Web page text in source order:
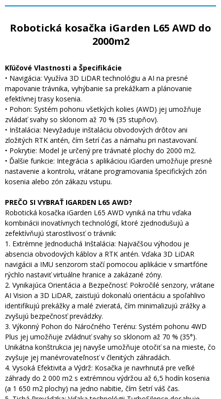
Robotická kosačka iGarden L65 AWD do
2000m2
Kľúčové Vlastnosti a Špecifikácie
• Navigácia: Využíva 3D LiDAR technológiu a AI na presné
mapovanie trávnika, vyhýbanie sa prekážkam a plánovanie
efektívnej trasy kosenia.
• Pohon: Systém pohonu všetkých kolies (AWD) jej umožňuje
zvládať svahy so sklonom až 70 % (35 stupňov).
• Inštalácia: Nevyžaduje inštaláciu obvodových drôtov ani
zložitých RTK antén, čím šetrí čas a námahu pri nastavovaní.
• Pokrytie: Model je určený pre trávnaté plochy do 2000 m2.
• Ďalšie funkcie: Integrácia s aplikáciou iGarden umožňuje presné
nastavenie a kontrolu, vrátane programovania špecifických zón
kosenia alebo zón zákazu vstupu.
PREČO SI VYBRAŤ IGARDEN L65 AWD?
Robotická kosačka iGarden L65 AWD vyniká na trhu vďaka
kombinácii inovatívnych technológií, ktoré zjednodušujú a
zefektívňujú starostlivosť o trávnik:
1. Extrémne Jednoduchá Inštalácia: Najväčšou výhodou je
absencia obvodových káblov a RTK antén. Vďaka 3D LiDAR
navigácii a IMU senzorom stačí pomocou aplikácie v smartfóne
rýchlo nastaviť virtuálne hranice a zakázané zóny.
2. Vynikajúca Orientácia a Bezpečnosť: Pokročilé senzory, vrátane
AI Vision a 3D LiDAR, zaisťujú dokonalú orientáciu a spoľahlivo
identifikujú prekážky a malé zvieratá, čím minimalizujú zrážky a
zvyšujú bezpečnosť prevádzky.
3. Výkonný Pohon do Náročného Terénu: Systém pohonu 4WD
Plus jej umožňuje zvládnuť svahy so sklonom až 70 % (35°).
Unikátna konštrukcia jej navyše umožňuje otočiť sa na mieste, čo
zvyšuje jej manévrovateľnosť v členitých záhradách.
4. Vysoká Efektivita a Výdrž: Kosačka je navrhnutá pre veľké
záhrady do 2 000 m2 s extrémnou výdržou až 6,5 hodín kosenia
(a 1 650 m2 plochy) na jedno nabitie, čím šetrí váš čas.